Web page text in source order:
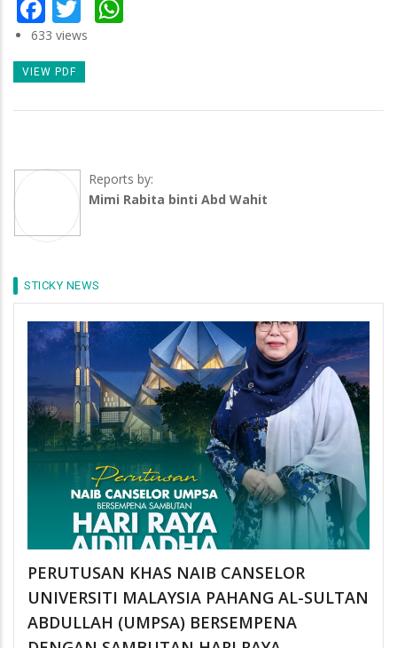
633 views
VIEW PDF
Reports by:
Mimi Rabita binti Abd Wahit
STICKY NEWS
PERUTUSAN KHAS NAIB CANSELOR
UNIVERSITI MALAYSIA PAHANG AL-SULTAN
ABDULLAH (UMPSA) BERSEMPENA